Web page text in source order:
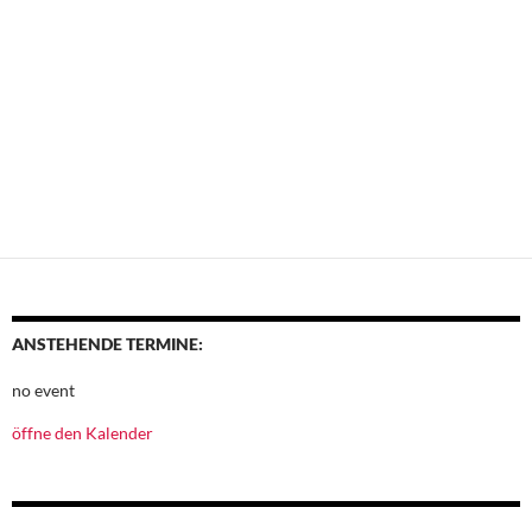
ANSTEHENDE TERMINE:
no event
öffne den Kalender